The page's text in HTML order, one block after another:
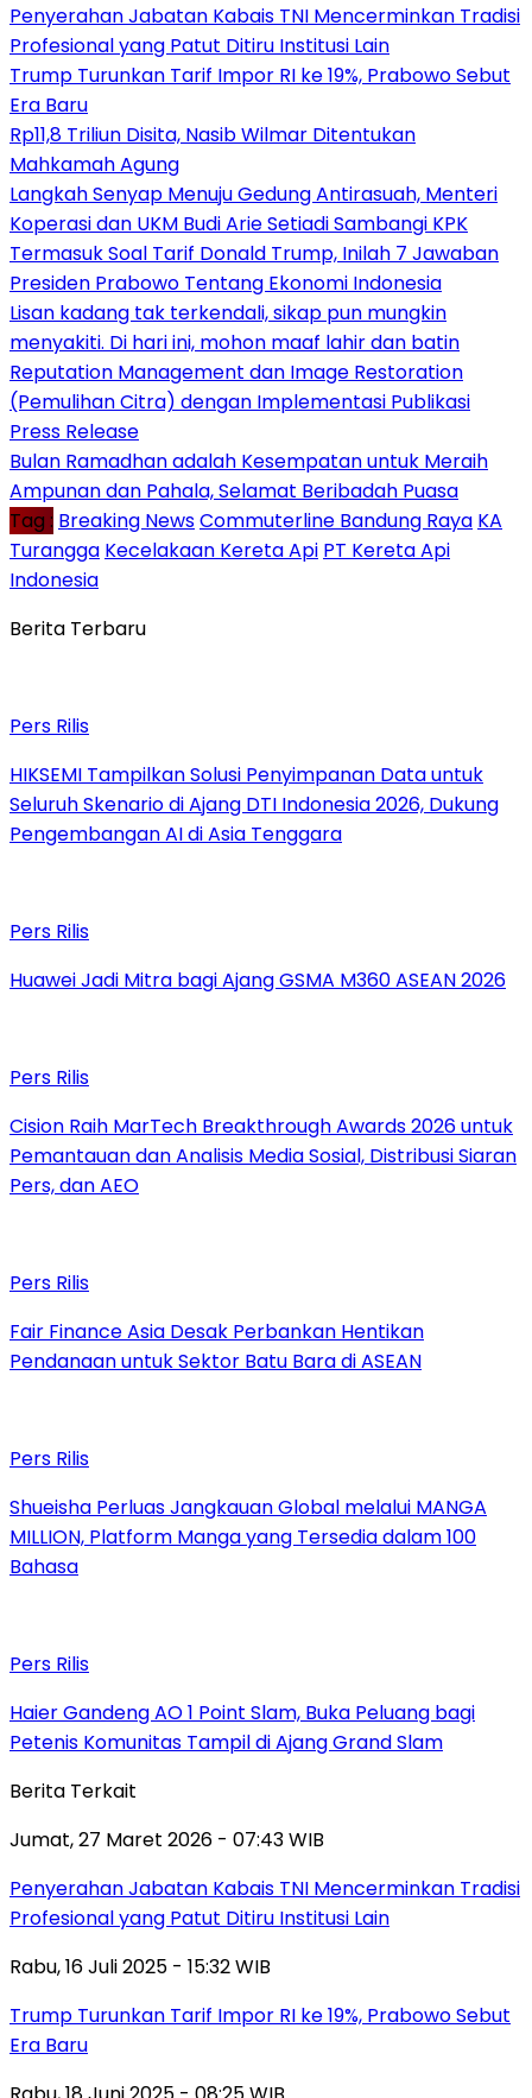
Penyerahan Jabatan Kabais TNI Mencerminkan Tradisi
Profesional yang Patut Ditiru Institusi Lain
Trump Turunkan Tarif Impor RI ke 19%, Prabowo Sebut
Era Baru
Rp11,8 Triliun Disita, Nasib Wilmar Ditentukan
Mahkamah Agung
Langkah Senyap Menuju Gedung Antirasuah, Menteri
Koperasi dan UKM Budi Arie Setiadi Sambangi KPK
Termasuk Soal Tarif Donald Trump, Inilah 7 Jawaban
Presiden Prabowo Tentang Ekonomi Indonesia
Lisan kadang tak terkendali, sikap pun mungkin
menyakiti. Di hari ini, mohon maaf lahir dan batin
Reputation Management dan Image Restoration
(Pemulihan Citra) dengan Implementasi Publikasi
Press Release
Bulan Ramadhan adalah Kesempatan untuk Meraih
Ampunan dan Pahala, Selamat Beribadah Puasa
Tag : Breaking NewsCommuterline Bandung Raya KA
Turangga Kecelakaan Kereta Api PT Kereta Api
Indonesia
Berita Terbaru
Pers Rilis
HIKSEMI Tampilkan Solusi Penyimpanan Data untuk
Seluruh Skenario di Ajang DTI Indonesia 2026, Dukung
Pengembangan AI di Asia Tenggara
Pers Rilis
Huawei Jadi Mitra bagi Ajang GSMA M360 ASEAN 2026
Pers Rilis
Cision Raih MarTech Breakthrough Awards 2026 untuk
Pemantauan dan Analisis Media Sosial, Distribusi Siaran
Pers, dan AEO
Pers Rilis
Fair Finance Asia Desak Perbankan Hentikan
Pendanaan untuk Sektor Batu Bara di ASEAN
Pers Rilis
Shueisha Perluas Jangkauan Global melalui MANGA
MILLION, Platform Manga yang Tersedia dalam 100
Bahasa
Pers Rilis
Haier Gandeng AO 1 Point Slam, Buka Peluang bagi
Petenis Komunitas Tampil di Ajang Grand Slam
Berita Terkait
Jumat, 27 Maret 2026 - 07:43 WIB
Penyerahan Jabatan Kabais TNI Mencerminkan Tradisi
Profesional yang Patut Ditiru Institusi Lain
Rabu, 16 Juli 2025 - 15:32 WIB
Trump Turunkan Tarif Impor RI ke 19%, Prabowo Sebut
Era Baru